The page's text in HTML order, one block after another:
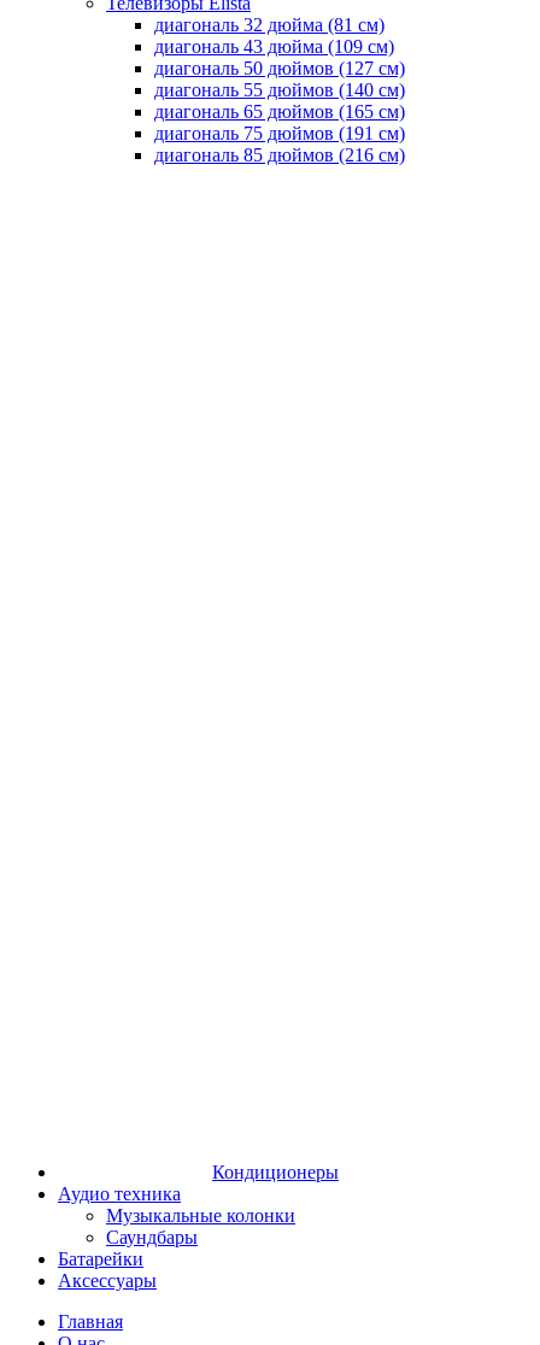
диагональ 32 дюйма (81 см)
диагональ 43 дюйма (109 см)
диагональ 50 дюймов (127 см)
диагональ 55 дюймов (140 cм)
диагональ 65 дюймов (165 cм)
диагональ 75 дюймов (191 см)
диагональ 85 дюймов (216 см)
Кондиционеры
Аудио техника
Музыкальные колонки
Саундбары
Батарейки
Аксессуары
Главная